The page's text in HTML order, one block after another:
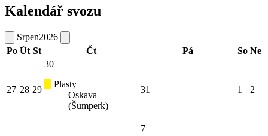
Kalendář svozu
Srpen2026
Po Út St Čt Pá So Ne
27 28 29
30
Plasty
Oskava
(Šumperk)
31 1 2
7